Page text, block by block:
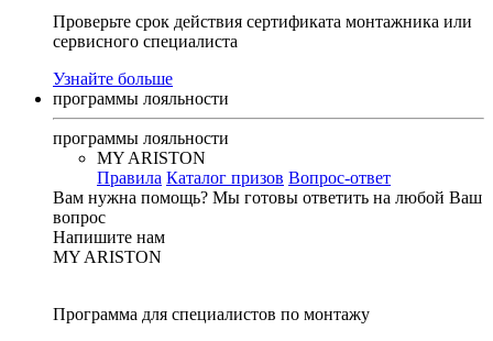
Проверьте срок действия сертификата монтажника или
сервисного специалиста
Узнайте больше
программы лояльности
программы лояльности
MY ARISTON
Правила Каталог призов Вопрос-ответ
Вам нужна помощь? Мы готовы ответить на любой Ваш
вопрос
Напишите нам
MY ARISTON
Программа для специалистов по монтажу